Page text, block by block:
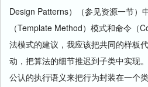
Design Patterns）（参见资源一节）
（Template Method）模式和命令（
法模式的建议，我应该把共同的样板
动，把算法的细节推迟到子类中实现
公认的执行语义来把行为封装在一个